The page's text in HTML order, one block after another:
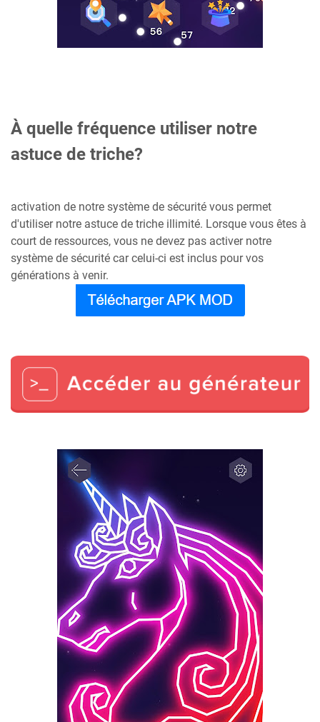
À quelle fréquence utiliser notre
astuce de triche?
activation de notre système de sécurité vous permet
d'utiliser notre astuce de triche illimité. Lorsque vous êtes à
court de ressources, vous ne devez pas activer notre
système de sécurité car celui-ci est inclus pour vos
générations à venir.